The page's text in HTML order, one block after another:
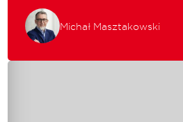
Michał Masztakowski